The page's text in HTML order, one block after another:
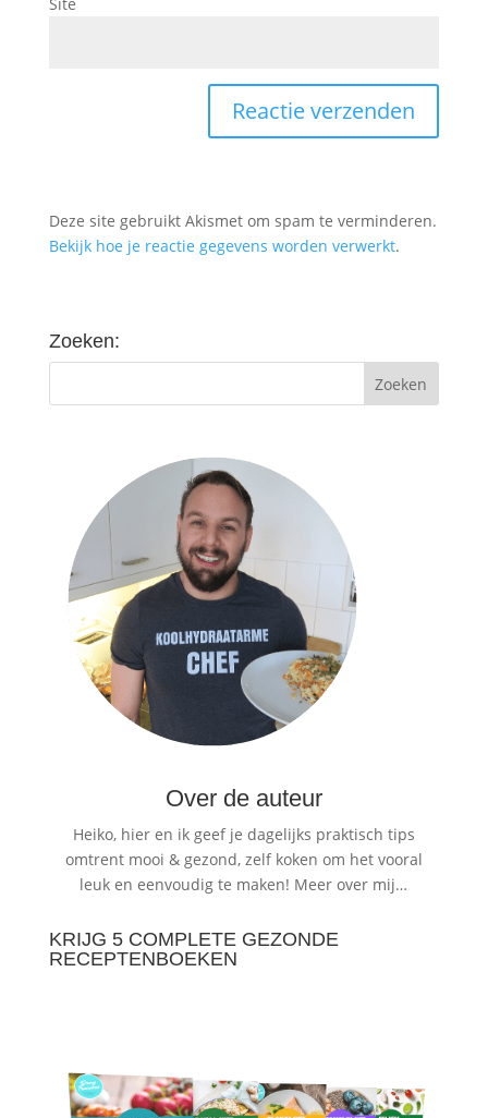
Deze site gebruikt Akismet om spam te verminderen.
Bekijk hoe je reactie gegevens worden verwerkt.
Zoeken:
Over de auteur
Heiko, hier en ik geef je dagelijks praktisch tips
omtrent mooi & gezond, zelf koken om het vooral
leuk en eenvoudig te maken! Meer over mij…
KRIJG 5 COMPLETE GEZONDE
RECEPTENBOEKEN